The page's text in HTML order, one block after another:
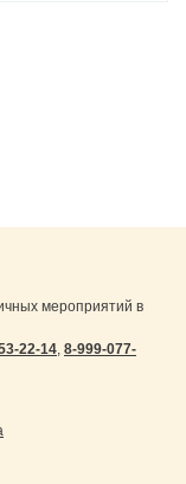
мероприятий в
22-14, 8-999-077-